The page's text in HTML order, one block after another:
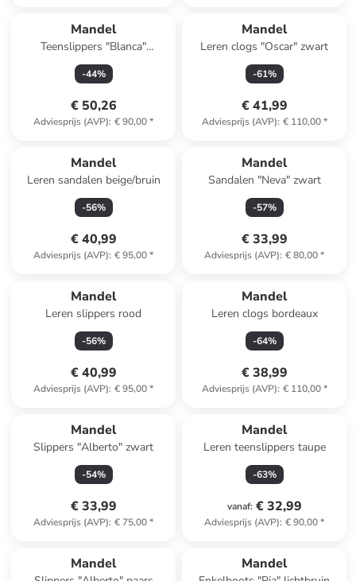
Mandel
Teenslippers "Blanca"
citroengroen
-44%
€ 50,26
Adviesprijs (AVP): € 90,00*
Mandel
Leren clogs "Oscar" zwart
-61%
€ 41,99
Adviesprijs (AVP): € 110,00*
Mandel
Leren sandalen beige/bruin
-56%
€ 40,99
Adviesprijs (AVP): € 95,00*
Mandel
Sandalen "Neva" zwart
-57%
€ 33,99
Adviesprijs (AVP): € 80,00*
Mandel
Leren slippers rood
-56%
€ 40,99
Adviesprijs (AVP): € 95,00*
Mandel
Leren clogs bordeaux
-64%
€ 38,99
Adviesprijs (AVP): € 110,00*
Mandel
Slippers "Alberto" zwart
-54%
€ 33,99
Adviesprijs (AVP): € 75,00*
Mandel
Leren teenslippers taupe
-63%
vanaf: € 32,99
Adviesprijs (AVP): € 90,00*
Mandel Mandel